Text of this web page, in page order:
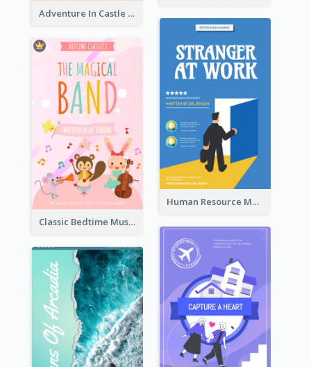
Adventure In Castle Book Cover
Human Resource Management Book Cover
Classic Bedtime Musical Story Book Cover